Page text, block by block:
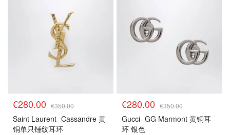
€280.00 €350.00
Saint Laurent Cassandre 黄
铜单只锤纹耳环
€280.00 €350.00
Gucci GG Marmont 黄铜耳
环 银色